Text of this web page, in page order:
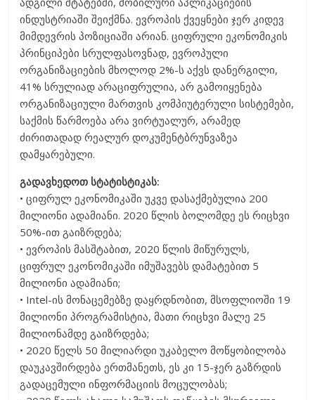
ინდუსტრიაში შეიქმნა. ევროპის ქვეყნები ჯერ კიდევ
მიმდევრის პოზიციაში არიან. ციფრული ეკონომიკის
პრინციპები სრულფასოვნად, ევროპული
ორგანიზაციების მხოლოდ 2%-ს აქვს დანერგილი,
41% სრულიად არაციფრულია, არ გამოიყენება
ორგანიზაციული მართვის კომპიუტერული სისტემები,
საქმის წარმოება არა ვირტუალურ, არამედ
ძირითადად რეალურ დოკუმენტბრუნვაზეა
დამყარებული.
გადავხედოთ სტატისტიკას:
• ციფრულ ეკონომიკაში უკვე დასაქმებულია 200
მილიონი ადამიანი. 2020 წლის ბოლომდე ეს რიცხვი
50%-ით გაიზრდება;
• ევროპის მასშტაბით, 2020 წლის მიწურულს,
ციფრულ ეკონომიკაში იმუშავებს დამატებით 5
მილიონი ადამიანი;
• Intel-ის მონაცემებზე დაყრდნობით, მსოფლიოში 19
მილიონი პროგრამისტია, მათი რიცხვი მალე 25
მილიონამდე გაიზრდება;
• 2020 წელს 50 მილიარდი უკაბელო მოწყობილობა
დაუკავშირდება ერთმანეთს, ეს კი 15-ჯერ გაზრდის
გადაცემული ინფორმაციის მოცულობას;